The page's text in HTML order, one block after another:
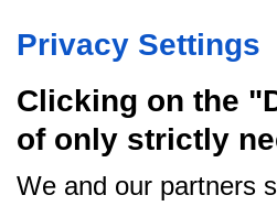
Amino bruger cookies, tyg på den..
Privacy Settings
Clicking on the
of only strictly
We and our partners